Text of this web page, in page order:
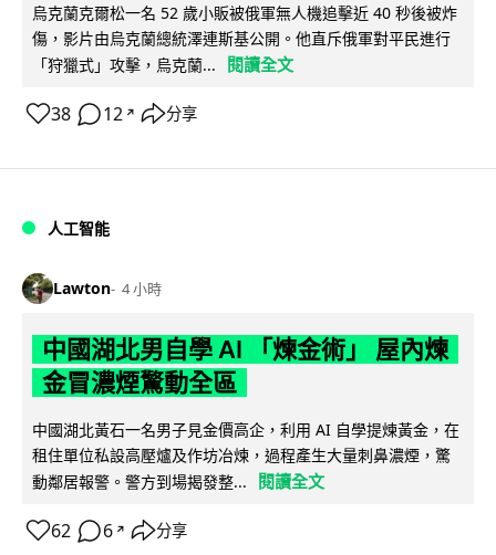
烏克蘭克爾松一名 52 歲小販被俄軍無人機追擊近 40 秒後被炸
傷，影片由烏克蘭總統澤連斯基公開。他直斥俄軍對平民進行
「狩獵式」攻擊，烏克蘭...
閱讀全文
38 12 ↗ 分享
人工智能
Lawton 4 小時
中國湖北男自學 AI 「煉金術」 屋內煉
金冒濃煙驚動全區
中國湖北黃石一名男子見金價高企，利用 AI 自學提煉黃金，在
租住單位私設高壓爐及作坊冶煉，過程產生大量刺鼻濃煙，驚
動鄰居報警。警方到場揭發整...
閱讀全文
62 6 ↗ 分享